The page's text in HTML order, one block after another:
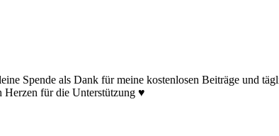
Spende als Dank für meine kostenlosen Beiträge und
Herzen für die Unterstützung ♥